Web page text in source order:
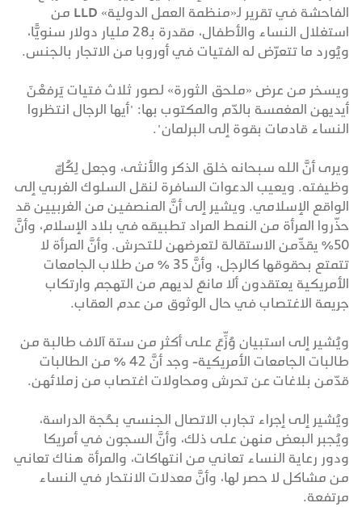
الفاحشة في تقرير لـ«منظمة العمل الدولية» LLD من
استغلال النساء والأطفال، مقدرة بـ28 مليار دولار سنويًّا،
ويُورد ما تتعرّض له الفتيات في أوروبا من الاتجار بالجنس.
ويسخر من عرض «ملحق الثورة» لصور ثلاث فتيات يَرفعْنَ
أيديهن المغمسة بالدّم والمكتوب بها: "أيها الرجال انتظروا
النساء قادمات بقوة إلى البرلمان".
ويرى أنَّ الله سبحانه خلق الذكر والأنثى، وجعل لِكُلٍّ
وظيفته. ويعيب الدعوات السافرة لنقل السلوك الغربي إلى
الواقع الإسلامي. ويشير إلى أنَّ المنصفين من الغربيين قد
حذّروا المرأة من النمط المراد تطبيقه في بلاد الإسلام، وأنَّ
50% يقدِّمن الاستقالة لتعرضهن للتحرش. وأنَّ المرأة لا
تتمتع بحقوقها كالرجل، وأنَّ 35 % من طلاب الجامعات
الأمريكية يعتقدون ألا مانعَ لديهم من التهجم وارتكاب
جريمة الاغتصاب في حال الوثوق من عدم العقاب.
ويُشير إلى استبيان وُزِّعَ على أكثر من ستة آلاف طالبة من
طالبات الجامعات الأمريكية- وجد أنَّ 42 % من الطالبات
قدّمن بلاغات عن تحرش ومحاولات اغتصاب من زملائهن.
ويُشير إلى إجراء تجارب الاتصال الجنسي بحُجة الدراسة،
ويُجبر البعض منهن على ذلك، وأنَّ السجون في أمريكا
ودور رعاية النساء تعاني من انتهاكات، والمرأة هناك تعاني
من مشاكل لا حصر لها، وأنَّ معدلات الانتحار في النساء
مرتفعة.